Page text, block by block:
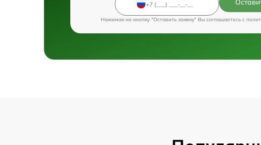
Нажимая на кнопку "Оставить заявку" Вы соглашаетесь c